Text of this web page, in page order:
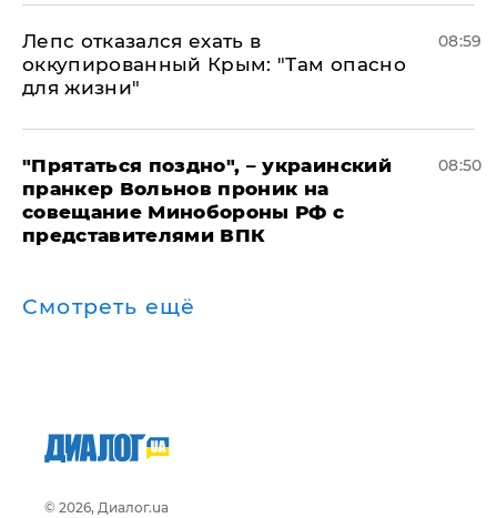
Лепс отказался ехать в
оккупированный Крым: "Там опасно
для жизни"
08:59
"Прятаться поздно", – украинский
пранкер Вольнов проник на
совещание Минобороны РФ с
представителями ВПК
08:50
Смотреть ещё
© 2026, Диалог.ua